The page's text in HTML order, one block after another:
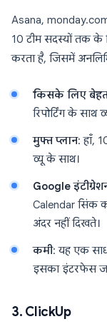
Asana,
10 टीम सदस्यों तक के
करता है, जिसमें
किसके लिए
रिपोर्टिंग के साथ
मुफ्त प्लान: हाँ,
व्यू के साथ।
Google
Calendar सिंक
अंदर नहीं दिखते।
कमी: यह एक
इसका इंटरफेस
3. ClickUp